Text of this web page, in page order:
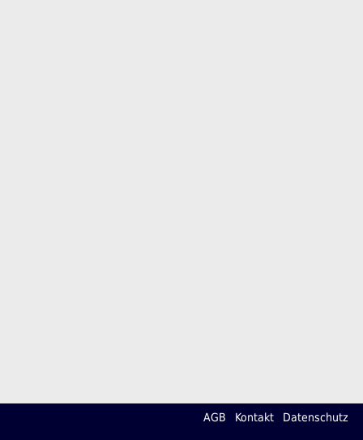
AGB Kontakt Datenschutz